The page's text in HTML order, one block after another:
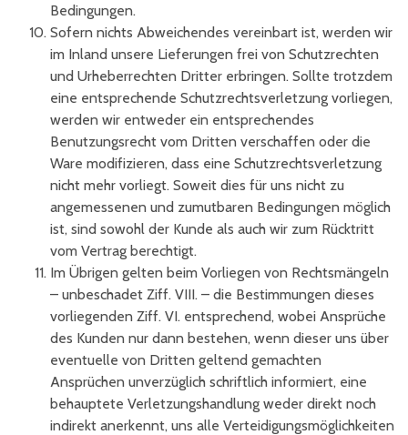
Bedingungen.
Sofern nichts Abweichendes vereinbart ist, werden wir
im Inland unsere Lieferungen frei von Schutzrechten
und Urheberrechten Dritter erbringen. Sollte trotzdem
eine entsprechende Schutzrechtsverletzung vorliegen,
werden wir entweder ein entsprechendes
Benutzungsrecht vom Dritten verschaffen oder die
Ware modifizieren, dass eine Schutzrechtsverletzung
nicht mehr vorliegt. Soweit dies für uns nicht zu
angemessenen und zumutbaren Bedingungen möglich
ist, sind sowohl der Kunde als auch wir zum Rücktritt
vom Vertrag berechtigt.
Im Übrigen gelten beim Vorliegen von Rechtsmängeln
– unbeschadet Ziff. VIII. – die Bestimmungen dieses
vorliegenden Ziff. VI. entsprechend, wobei Ansprüche
des Kunden nur dann bestehen, wenn dieser uns über
eventuelle von Dritten geltend gemachten
Ansprüchen unverzüglich schriftlich informiert, eine
behauptete Verletzungshandlung weder direkt noch
indirekt anerkennt, uns alle Verteidigungsmöglichkeiten